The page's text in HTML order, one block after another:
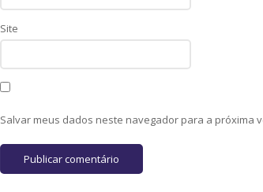
Site
Salvar meus dados neste navegador para a próxima